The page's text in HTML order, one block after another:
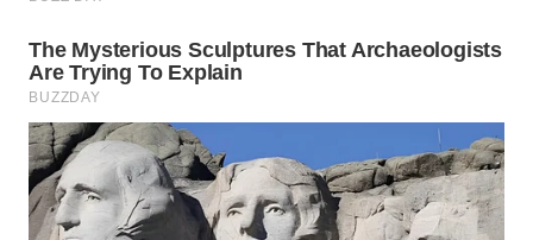
WN
BORNEO
Wahana
Media
Group